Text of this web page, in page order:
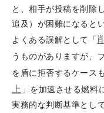
と、相手が投稿を削除
追及）が困難になると
よくある誤解として「
うものがありますが、
を盾に拒否するケース
上 」を加速させる燃料
実務的な判断基準とし